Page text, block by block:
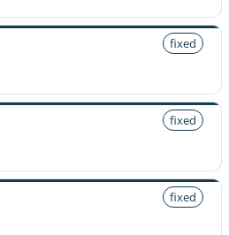
fixed
fixed
fixed